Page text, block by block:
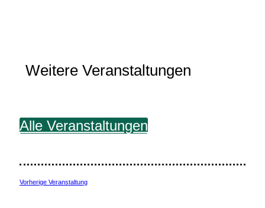
Weitere Veranstaltungen
Alle Veranstaltungen
Vorherige Veranstaltung